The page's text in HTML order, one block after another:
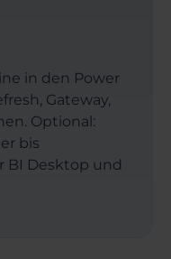
in den Power
Gateway,
Optional:
bis
BI Desktop und